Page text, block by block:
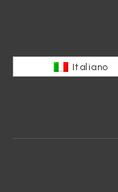
Italiano